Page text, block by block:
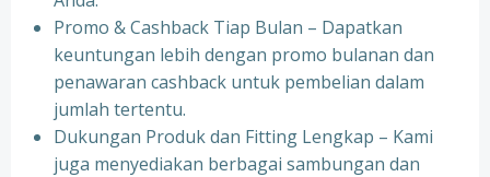
Promo & Cashback Tiap Bulan – Dapatkan
keuntungan lebih dengan promo bulanan dan
penawaran cashback untuk pembelian dalam
jumlah tertentu.
Dukungan Produk dan Fitting Lengkap – Kami
juga menyediakan berbagai sambungan dan